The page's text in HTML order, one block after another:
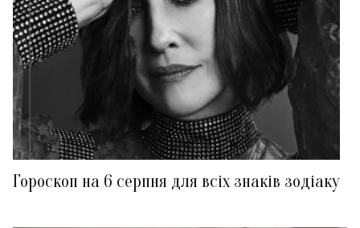
Гороскоп на 6 серпня для всіх знаків зодіаку